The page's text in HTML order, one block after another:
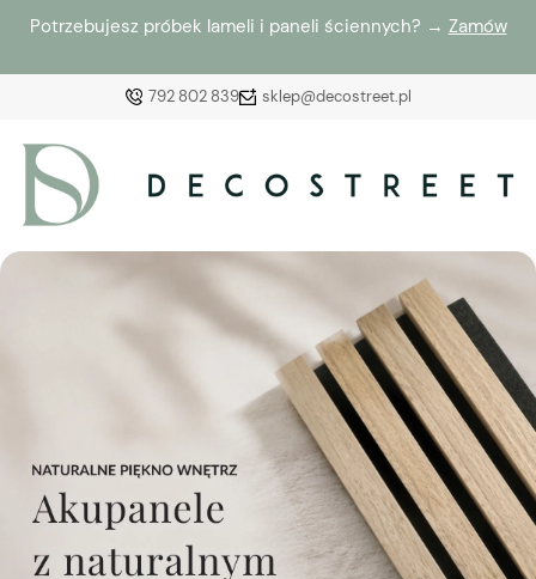
Potrzebujesz próbek lameli i paneli ściennych? → Zamów
792 802 839 sklep@decostreet.pl
Załóż konto
Wybierz coś dla siebie z naszej aktualnej oferty lub
zaloguj się, aby przywrócić dodane produkty do listy
z poprzedniej sesji.